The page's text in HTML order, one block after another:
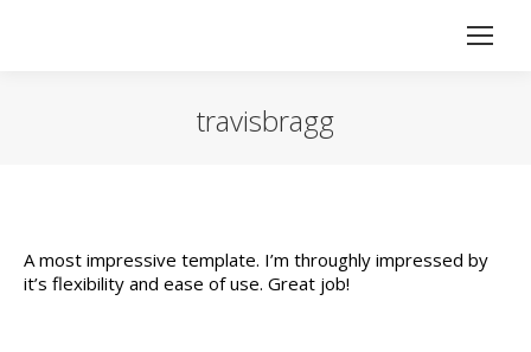
travisbragg
A most impressive template. I’m throughly impressed by
it’s flexibility and ease of use. Great job!